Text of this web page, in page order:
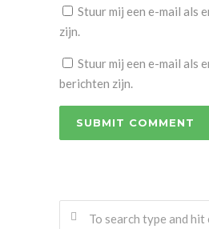
Stuur mij een e-mail als
zijn.
Stuur mij een e-mail als
berichten zijn.